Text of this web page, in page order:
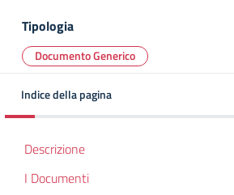
Tipologia
Documento Generico
Indice della pagina
Descrizione
I Documenti